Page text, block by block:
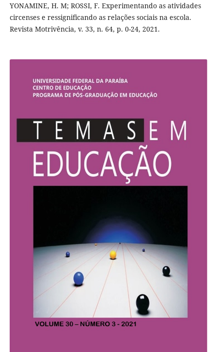
YONAMINE, H. M; ROSSI, F. Experimentando as atividades
circenses e ressignificando as relações sociais na escola.
Revista Motrivência, v. 33, n. 64, p. 0-24, 2021.